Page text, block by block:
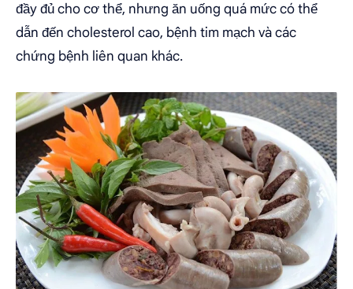
đầy đủ cho cơ thể, nhưng ăn uống quá mức có thể
dẫn đến cholesterol cao, bệnh tim mạch và các
chứng bệnh liên quan khác.